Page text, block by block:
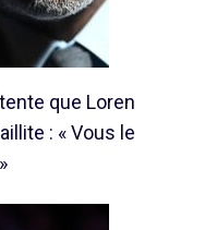
que Loren
: « Vous le